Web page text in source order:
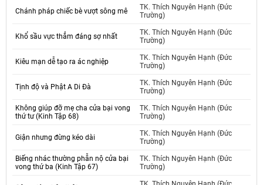
Chánh pháp chiếc bè vượt sông mê
TK. Thích Nguyên Hạnh (Đức
Trường)
Khổ sầu vực thẳm đáng sợ nhất
TK. Thích Nguyên Hạnh (Đức
Trường)
Kiêu mạn dễ tạo ra ác nghiệp
TK. Thích Nguyên Hạnh (Đức
Trường)
Tịnh độ và Phật A Di Đà
TK. Thích Nguyên Hạnh (Đức
Trường)
Không giúp đỡ mẹ cha cửa bại vong
thứ tư (Kinh Tập 68)
TK. Thích Nguyên Hạnh (Đức
Trường)
Giận nhưng đừng kéo dài
TK. Thích Nguyên Hạnh (Đức
Trường)
Biếng nhác thường phẫn nộ cửa bại
vong thứ ba (Kinh Tập 67)
TK. Thích Nguyên Hạnh (Đức
Trường)